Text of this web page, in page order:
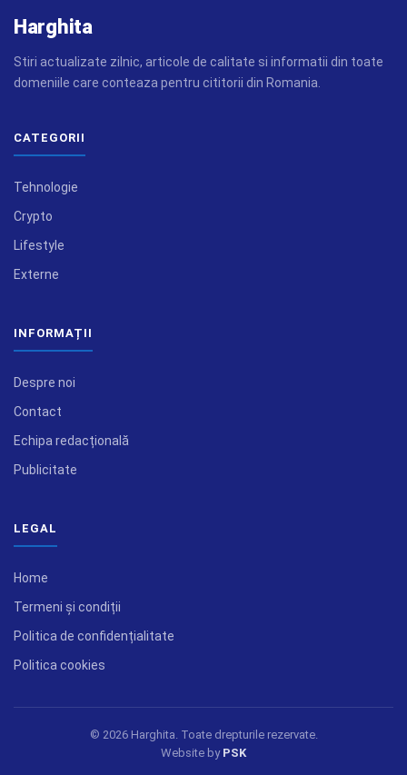
Harghita
Stiri actualizate zilnic, articole de calitate si informatii din toate
domeniile care conteaza pentru cititorii din Romania.
CATEGORII
Tehnologie
Crypto
Lifestyle
Externe
INFORMAȚII
Despre noi
Contact
Echipa redacțională
Publicitate
LEGAL
Home
Termeni și condiții
Politica de confidențialitate
Politica cookies
© 2026 Harghita. Toate drepturile rezervate.
Website by PSK